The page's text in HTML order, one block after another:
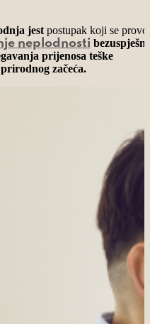
jest postupak koji se
neplodnosti
prijenosa teške
začeća.